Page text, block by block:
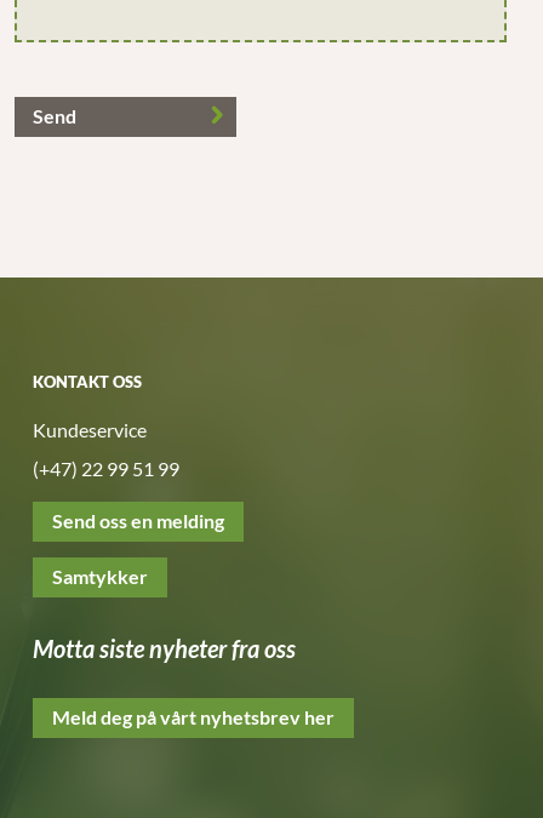
Send
KONTAKT OSS
Kundeservice
(+47) 22 99 51 99
Send oss en melding
Samtykker
Motta siste nyheter fra oss
Meld deg på vårt nyhetsbrev her